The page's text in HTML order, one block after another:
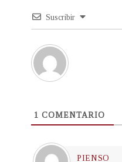
Suscribir
1 COMENTARIO
PIENSO